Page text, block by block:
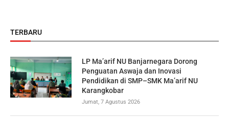
TERBARU
LP Ma’arif NU Banjarnegara Dorong
Penguatan Aswaja dan Inovasi
Pendidikan di SMP–SMK Ma’arif NU
Karangkobar
Jumat, 7 Agustus 2026